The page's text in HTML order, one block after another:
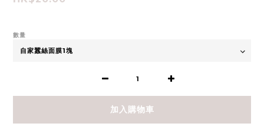
數量
加入購物車